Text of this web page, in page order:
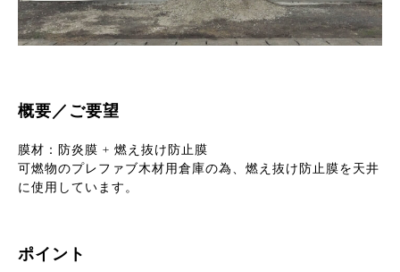
概要／ご要望
膜材：防炎膜 + 燃え抜け防止膜
可燃物のプレファブ木材用倉庫の為、燃え抜け防止膜を天井
に使用しています。
ポイント